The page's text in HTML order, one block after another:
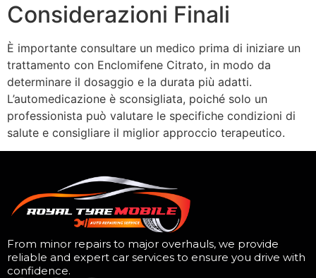
Considerazioni Finali
È importante consultare un medico prima di iniziare un
trattamento con Enclomifene Citrato, in modo da
determinare il dosaggio e la durata più adatti.
L’automedicazione è sconsigliata, poiché solo un
professionista può valutare le specifiche condizioni di
salute e consigliare il miglior approccio terapeutico.
From minor repairs to major overhauls, we provide
reliable and expert car services to ensure you drive with
confidence.